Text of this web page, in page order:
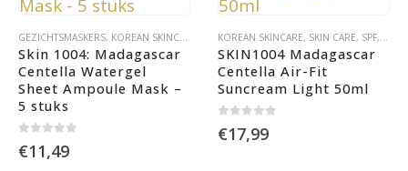
GEZICHTSMASKERS, KOREAN SKINCARE SKIN CARE
Skin 1004: Madagascar
Centella Watergel
Sheet Ampoule Mask –
5 stuks
€11,49
KOREAN SKINCARE, SKIN CARE, SPF,
SKIN1004 Madagascar
Centella Air-Fit
Suncream Light 50ml
€17,99